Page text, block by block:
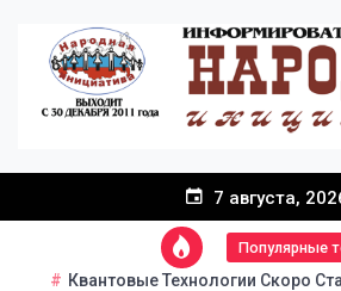
содержанию
7 августа,
Популярные
Квантовые Технологии Скоро